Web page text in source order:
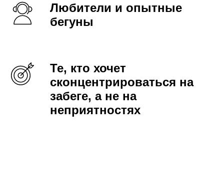
Любители и опытные
бегуны
Те, кто хочет
сконцентрироваться на
забеге, а не на
неприятностях